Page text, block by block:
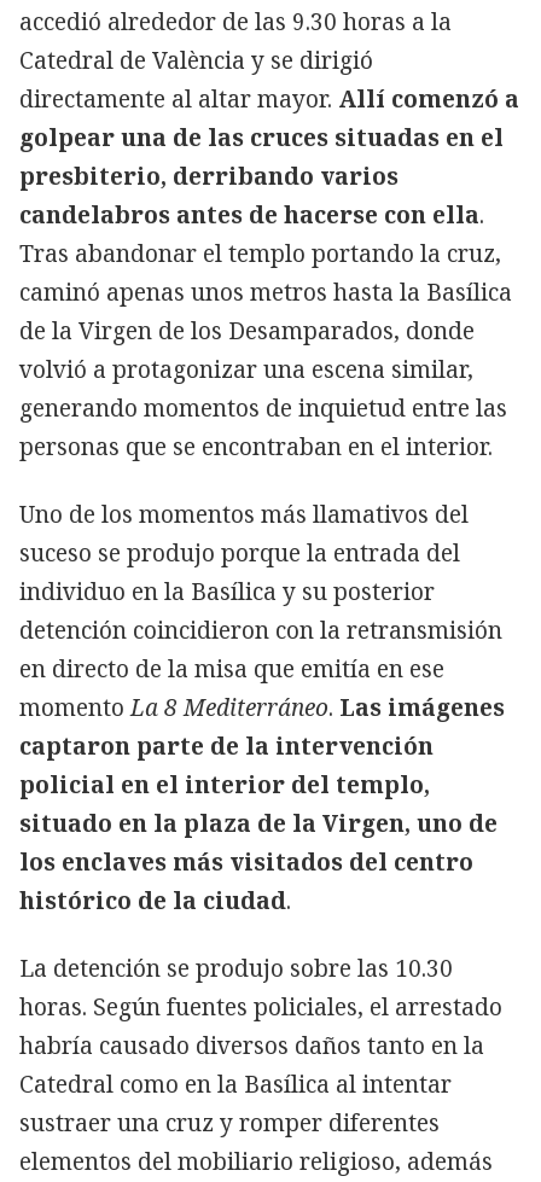
accedió alrededor de las 9.30 horas a la
Catedral de València y se dirigió
directamente al altar mayor. Allí comenzó a
golpear una de las cruces situadas en el
presbiterio, derribando varios
candelabros antes de hacerse con ella.
Tras abandonar el templo portando la cruz,
caminó apenas unos metros hasta la Basílica
de la Virgen de los Desamparados, donde
volvió a protagonizar una escena similar,
generando momentos de inquietud entre las
personas que se encontraban en el interior.
Uno de los momentos más llamativos del
suceso se produjo porque la entrada del
individuo en la Basílica y su posterior
detención coincidieron con la retransmisión
en directo de la misa que emitía en ese
momentoLa 8 Mediterráneo. Las imágenes
captaron parte de la intervención
policial en el interior del templo,
situado en la plaza de la Virgen, uno de
los enclaves más visitados del centro
histórico de la ciudad.
La detención se produjo sobre las 10.30
horas. Según fuentes policiales, el arrestado
habría causado diversos daños tanto en la
Catedral como en la Basílica al intentar
sustraer una cruz y romper diferentes
elementos del mobiliario religioso, además